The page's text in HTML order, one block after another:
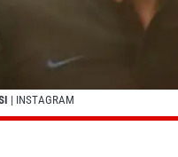
| INSTAGRAM